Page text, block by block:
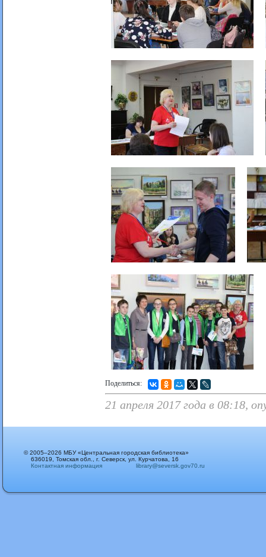
Поделиться:
21 апреля 2017 года в 08:18,
© 2005–2026 МБУ «Центральная городская библиотека»
636019, Томская обл., г. Северск, ул. Курчатова, 16
Контактная информация
library@seversk.gov70.ru